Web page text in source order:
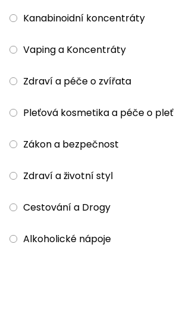
Kanabinoidní koncentráty
Vaping a Koncentráty
Zdraví a péče o zvířata
Pleťová kosmetika a péče o pleť
Zákon a bezpečnost
Zdraví a životní styl
Cestování a Drogy
Alkoholické nápoje